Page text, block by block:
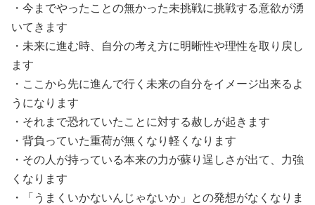
・今までやったことの無かった未挑戦に挑戦する意欲が湧
いてきます
・未来に進む時、自分の考え方に明晰性や理性を取り戻し
ます
・ここから先に進んで行く未来の自分をイメージ出来るよ
うになります
・それまで恐れていたことに対する赦しが起きます
・背負っていた重荷が無くなり軽くなります
・その人が持っている本来の力が蘇り逞しさが出て、力強
くなります
・「うまくいかないんじゃないか」との発想がなくなりま